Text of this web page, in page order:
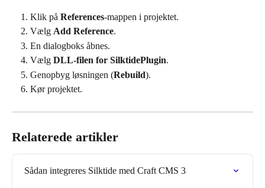
Klik på References-mappen i projektet.
Vælg Add Reference.
En dialogboks åbnes.
Vælg DLL-filen for SilktidePlugin.
Genopbyg løsningen (Rebuild).
Kør projektet.
Relaterede artikler
Sådan integreres Silktide med Craft CMS 3